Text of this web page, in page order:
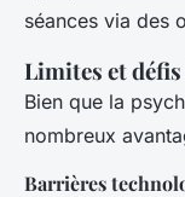
séances via des
Limites et
Bien que la
nombreux
Barrières